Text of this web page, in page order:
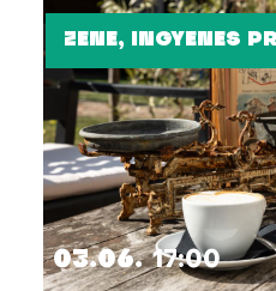
ZENE, INGYENES
03.06. 17:00